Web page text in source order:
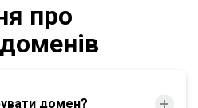
про
домен?